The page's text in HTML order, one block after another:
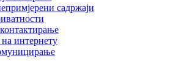
садржаји
интернету